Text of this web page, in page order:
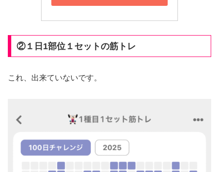
②１日1部位１セットの筋トレ
これ、出来ていないです。